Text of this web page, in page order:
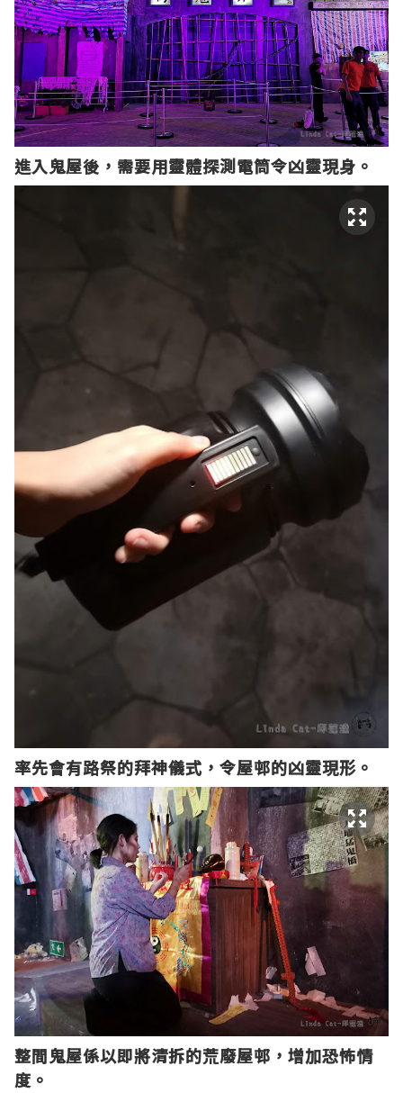
進入鬼屋後，需要用靈體探測電筒令凶靈現身。
率先會有路祭的拜神儀式，令屋邨的凶靈現形。
整間鬼屋係以即將清拆的荒廢屋邨，增加恐怖情
度。